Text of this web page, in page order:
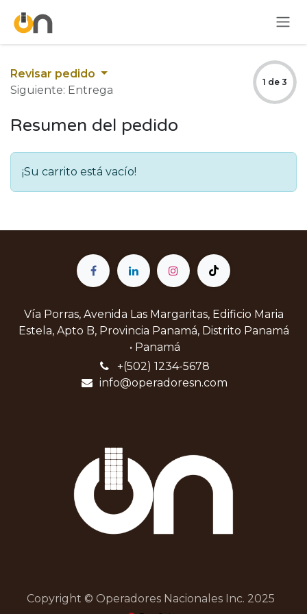
Revisar pedido
Siguiente: Entrega
1 de 3
Resumen del pedido
¡Su carrito está vacío!
Vía Porras, Avenida Las Margaritas, Edificio Maria
Estela, Apto B, Provincia Panamá, Distrito Panamá
• Panamá
+(502) 1234-5678
info@operadoresn.com
Copyright © Operadores Nacionales Inc. 2025